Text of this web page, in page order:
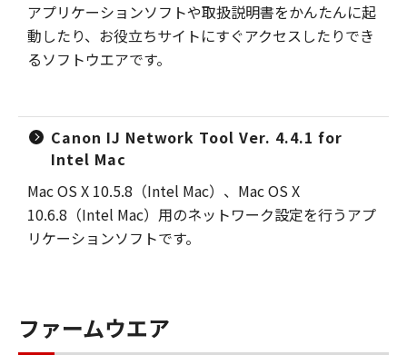
アプリケーションソフトや取扱説明書をかんたんに起
動したり、お役立ちサイトにすぐアクセスしたりでき
るソフトウエアです。
Canon IJ Network Tool Ver. 4.4.1 for
Intel Mac
Mac OS X 10.5.8（Intel Mac）、Mac OS X
10.6.8（Intel Mac）用のネットワーク設定を行うアプ
リケーションソフトです。
ファームウエア